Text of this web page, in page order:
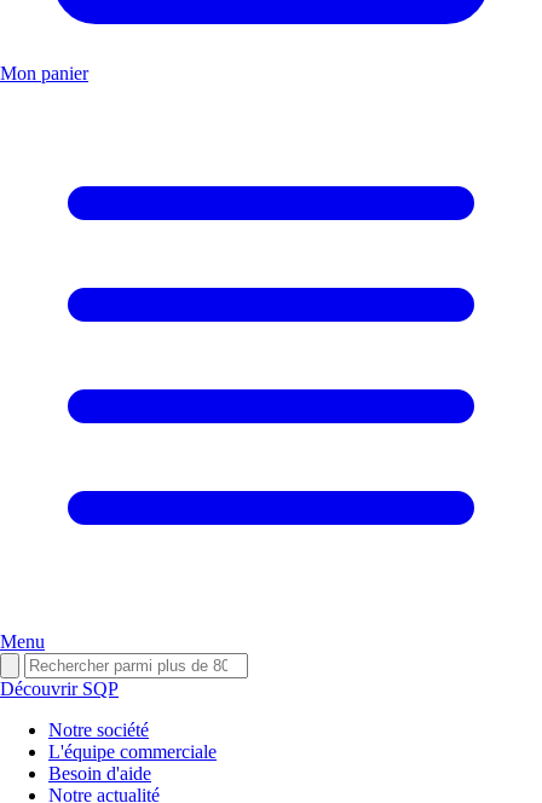
Mon panier
Menu
Découvrir SQP
Notre société
L'équipe commerciale
Besoin d'aide
Notre actualité